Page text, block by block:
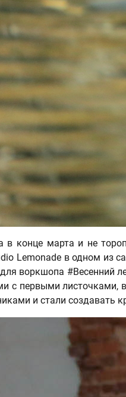
в конце марта и не
Lemonade в одном из
воркшопа #Весенний
с первыми листочками,
и стали создавать